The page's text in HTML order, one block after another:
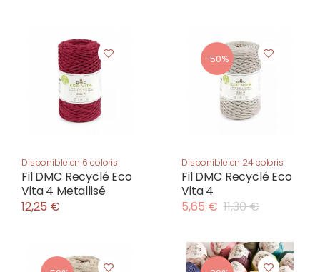
Disponible en 6 coloris
Fil DMC Recyclé Eco
Vita 4 Metallisé
12,25 €
-50%
Disponible en 24 coloris
Fil DMC Recyclé Eco
Vita 4
5,65 € 11,30 €